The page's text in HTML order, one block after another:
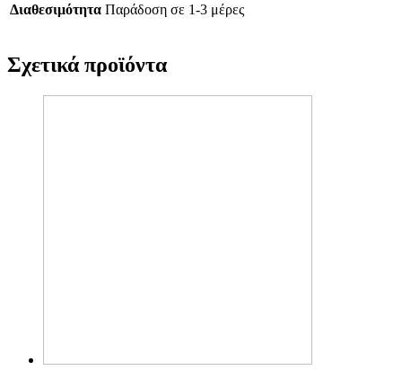
Διαθεσιμότητα Παράδοση σε 1-3 μέρες
Σχετικά προϊόντα